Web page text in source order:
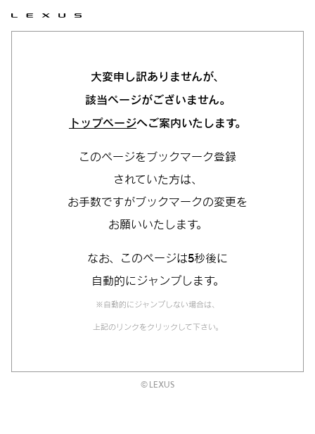
大変申し訳ありませんが、
該当ページがございません。
トップページへご案内いたします。
このページをブックマーク登録
されていた方は、
お手数ですがブックマークの変更を
お願いいたします。
なお、このページは5秒後に
自動的にジャンプします。
※自動的にジャンプしない場合は、
上記のリンクをクリックして下さい。
© LEXUS